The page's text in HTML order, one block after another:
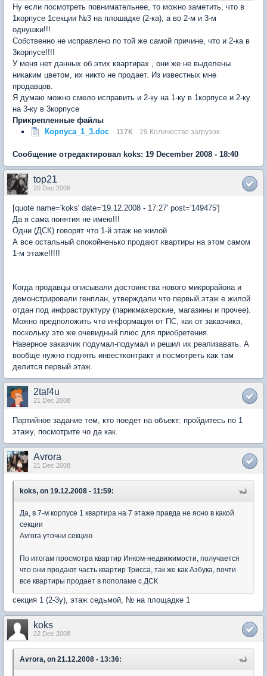
Ну если посмотреть повнимательнее, то можно заметить, что в
1корпусе 1секции №3 на плошадке (2-ка), а во 2-м и 3-м
однушки!!!
Собственно не исправлено по той же самой причине, что и 2-ка в
3корпусе!!!!
У меня нет данных об этих квартирах , они же не выделены
никаким цветом, их никто не продает. Из известных мне
продавцов.
Я думаю можно смело исправить и 2-ку на 1-ку в 1корпусе и 2-ку
на 3-ку в 3корпусе
Прикрепленные файлы
Корпуса_1_3.doc
117К 29 Количество загрузок:
Сообщение отредактировал koks: 19 December 2008 - 18:40
top21
20 Dec 2008
[quote name='koks' date='19.12.2008 - 17:27' post='149475']
Да я сама понятия не имею!!!
Одни (ДСК) говорят что 1-й этаж не жилой
А все остальный спокойненько продают квартиры на этом самом
1-м этаже!!!!!
Когда продавцы описывали достоинства нового микрорайона и
демонстрировали генплан, утверждали что первый этаж е жилой
отдан под инфраструктуру (парикмахерские, магазины и прочее).
Можно предположить что информация от ПС, как от заказчика,
поскольку это же очевидный плюс для приобретения.
Наверное заказчик подумал-подумал и решил их реализавать. А
вообще нужно поднять инвестконтракт и посмотреть как там
делится первый этаж.
2taf4u
21 Dec 2008
Партийное задание тем, кто поедет на объект: пройдитесь по 1
этажу, посмотрите чо да как.
Avrora
21 Dec 2008
koks, on 19.12.2008 - 11:59:
Да, в 7-м корпусе 1 квартира на 7 этаже правда не ясно в какой
секции
Avrora уточни секцию
По итогам просмотра квартир Инком-недвижимости, получается
что они продают часть квартир Трисса, так же как Азбука, почти
все квартиры продает в пополаме с ДСК
секция 1 (2-3у), этаж седьмой, № на площадке 1
koks
22 Dec 2008
Avrora, on 21.12.2008 - 13:36: